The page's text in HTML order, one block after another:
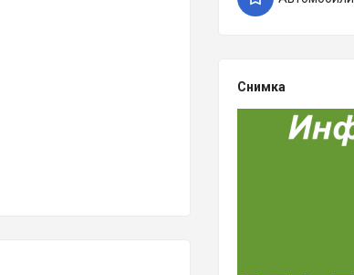
Снимка